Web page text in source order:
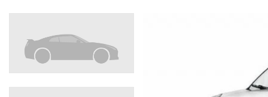
ACQUISTIAMO USATO
ASSISTENZA
consenso
di